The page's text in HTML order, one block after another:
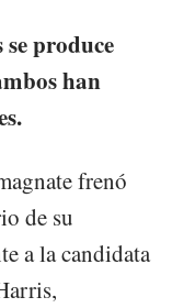
produce
han
frenó
de su
a la candidata